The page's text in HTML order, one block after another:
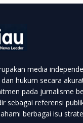
media
hukum secara
pada jurnalisme
sebagai referensi
berbagai isu